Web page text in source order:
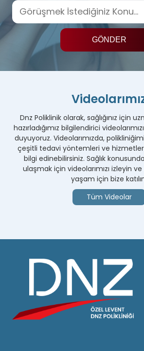
Dnz Poliklinik olarak, sağlığınız için
hazırladığımız bilgilendirici
duyuyoruz. Videolarımızda,
çeşitli tedavi yöntemleri ve hizmetler
bilgi edinebilirsiniz. Sağlık
ulaşmak için videolarımızı izleyin ve
yaşam için bize
Tüm Videolar